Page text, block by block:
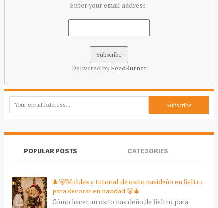
Enter your email address:
Delivered by FeedBurner
POPULAR POSTS CATEGORIES
🎄🐻Moldes y tutorial de osito navideño en fieltro
para decorar en navidad 🐻🎄
Cómo hacer un osito navideño de fieltro para